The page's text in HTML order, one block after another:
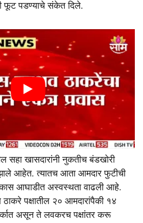
फूट पडण्याचे संकेत दिले.
सहा खासदारांनी नुकतीच बंडखोरी
आहेत. त्यातच आता आमदार फुटीची
आघाडीत अस्वस्थता वाढली आहे.
ठाकरे पक्षातील २० आमदारांपैकी १४
असून ते लवकरच पक्षांतर करू